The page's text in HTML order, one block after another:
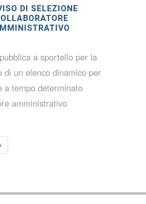
DI SELEZIONE
a sportello per la
di un elenco dinamico per
a tempo determinato
amministrativo